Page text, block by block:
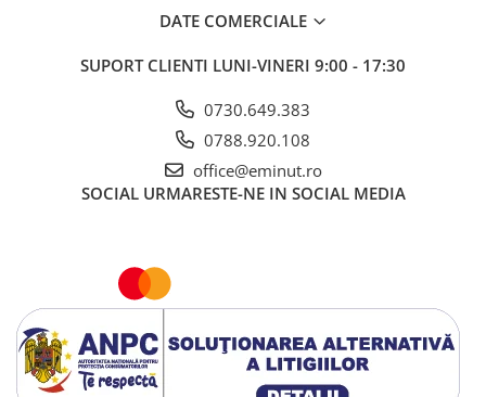
DATE COMERCIALE
SUPORT CLIENTI LUNI-VINERI 9:00 - 17:30
0730.649.383
0788.920.108
office@eminut.ro
SOCIAL URMARESTE-NE IN SOCIAL MEDIA